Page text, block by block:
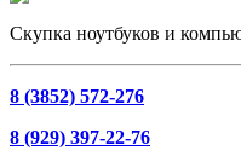
Скупка ноутбуков и
8 (3852) 572-276
8 (929) 397-22-76